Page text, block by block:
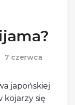
7 czerwca
japońskiej
się